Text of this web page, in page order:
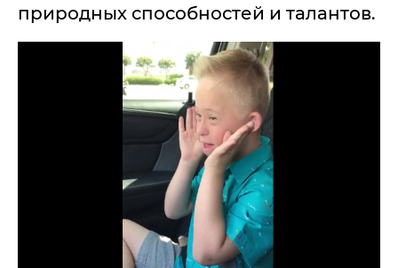
природных способностей и талантов.